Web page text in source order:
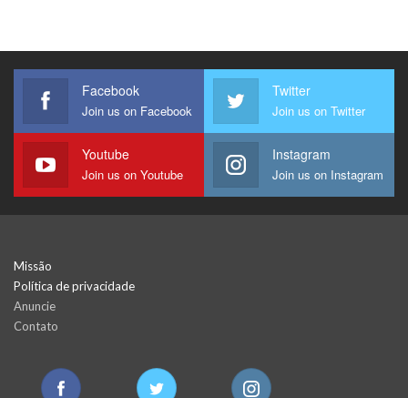
Facebook
Join us on Facebook
Twitter
Join us on Twitter
Youtube
Join us on Youtube
Instagram
Join us on Instagram
Missão
Política de privacidade
Anuncie
Contato